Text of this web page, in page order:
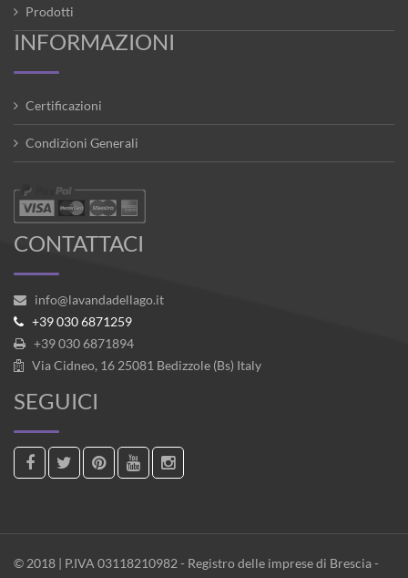
Prodotti
INFORMAZIONI
Certificazioni
Condizioni Generali
CONTATTACI
info@lavandadellago.it
+39 030 6871259
+39 030 6871894
Via Cidneo, 16 25081 Bedizzole (Bs) Italy
SEGUICI
© 2018 | P.IVA 03118210982 - Registro delle imprese di Brescia -